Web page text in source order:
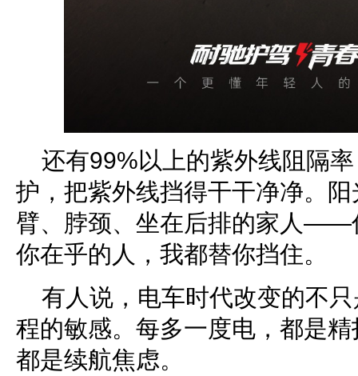
还有99%以上的紫外线阻隔
护，把紫外线挡得干干净净。
臂、脖颈、坐在后排的家人——
你在乎的人，我都替你挡住。
有人说，电车时代改变的不
程的敏感。每多一度电，都是
都是续航焦虑。